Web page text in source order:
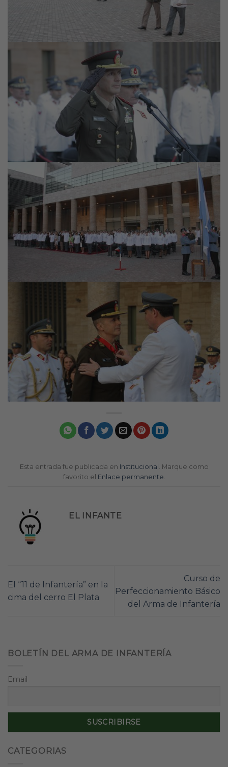
Esta entrada fue publicada en Institucional . Marque como
favorito el Enlace permanente
EL INFANTE
El “11 de Infantería” en la
cima del cerro El Plata
Curso de
Perfeccionamiento Básico
del Arma de Infantería
BOLETÍN DEL ARMA DE INFANTERÍA
Email
CATEGORIAS